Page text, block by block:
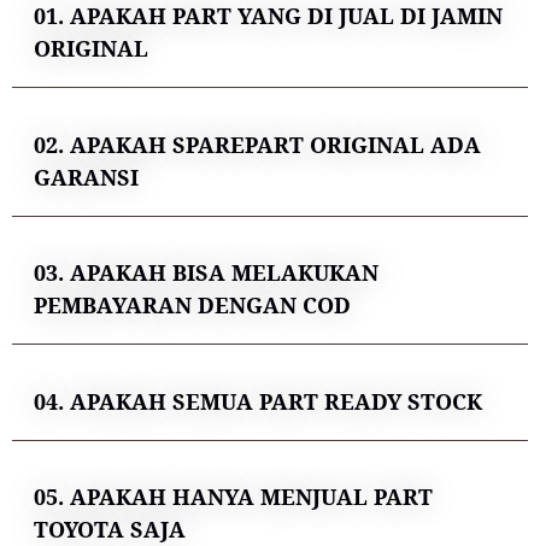
01. APAKAH PART YANG DI JUAL DI JAMIN
ORIGINAL
02. APAKAH SPAREPART ORIGINAL ADA
GARANSI
03. APAKAH BISA MELAKUKAN
PEMBAYARAN DENGAN COD
04. APAKAH SEMUA PART READY STOCK
05. APAKAH HANYA MENJUAL PART
TOYOTA SAJA